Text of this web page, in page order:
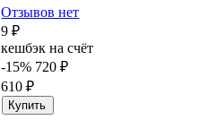
Отзывов нет
9 ₽
кешбэк на счёт
-15% 720 ₽
610 ₽
Купить